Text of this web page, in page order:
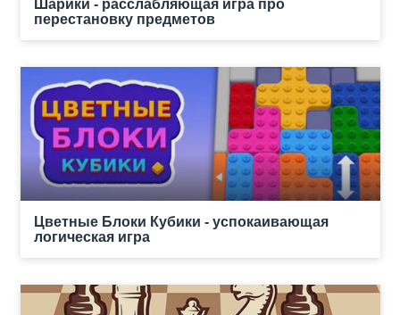
Шарики - расслабляющая игра про
перестановку предметов
Цветные Блоки Кубики - успокаивающая
логическая игра